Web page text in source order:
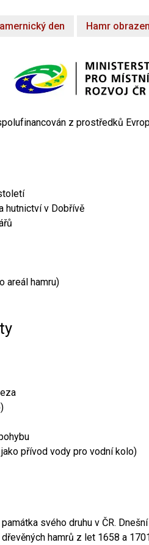
den Hamr
z prostředků
hutnictví v Dobřívě
areál hamru)
přívod vody pro vodní kolo)
svého druhu v ČR.
hamrů z let 1658 a